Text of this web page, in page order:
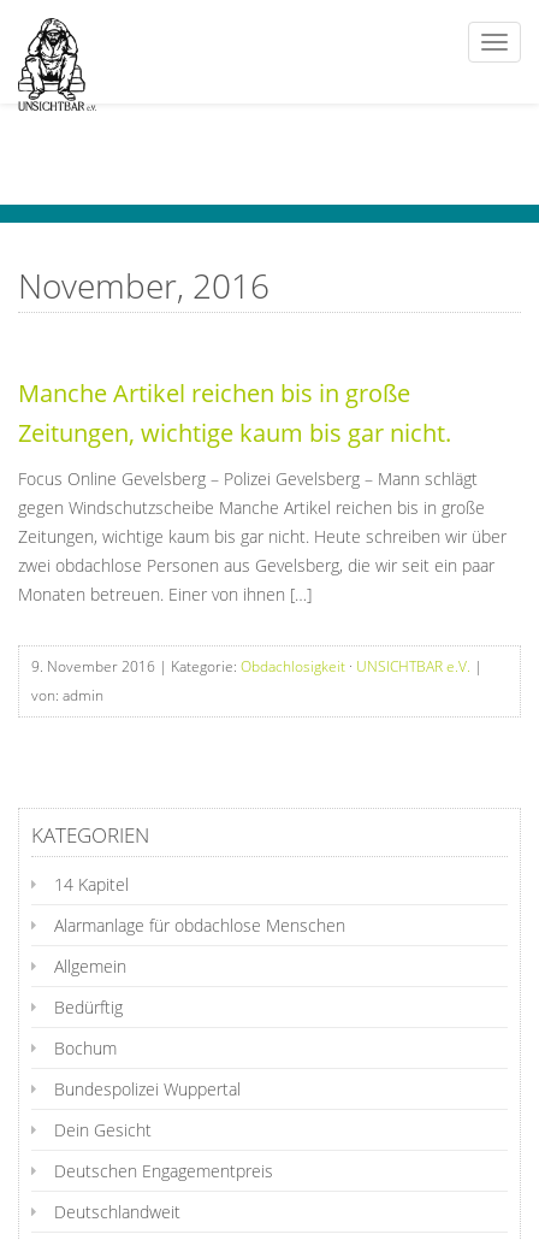
November, 2016
Manche Artikel reichen bis in große
Zeitungen, wichtige kaum bis gar nicht.
Focus Online Gevelsberg – Polizei Gevelsberg – Mann schlägt
gegen Windschutzscheibe Manche Artikel reichen bis in große
Zeitungen, wichtige kaum bis gar nicht. Heute schreiben wir über
zwei obdachlose Personen aus Gevelsberg, die wir seit ein paar
Monaten betreuen. Einer von ihnen […]
9. November 2016 | Kategorie: Obdachlosigkeit · UNSICHTBAR e.V. |
von: admin
KATEGORIEN
14 Kapitel
Alarmanlage für obdachlose Menschen
Allgemein
Bedürftig
Bochum
Bundespolizei Wuppertal
Dein Gesicht
Deutschen Engagementpreis
Deutschlandweit